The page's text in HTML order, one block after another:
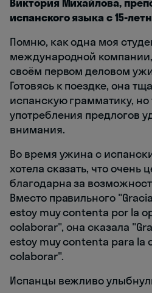
Виктория Михайлова,
испанского языка с 15-
Помню, как одна моя
международной
своём первом деловом
Готовясь к поездке, она
испанскую грамматику, но
употребления предлогов
внимания.
Во время ужина с
хотела сказать, что очень
благодарна за
Вместо правильного
estoy muy contenta por la
colaborar", она сказала
estoy muy contenta para la
colaborar".
Испанцы вежливо